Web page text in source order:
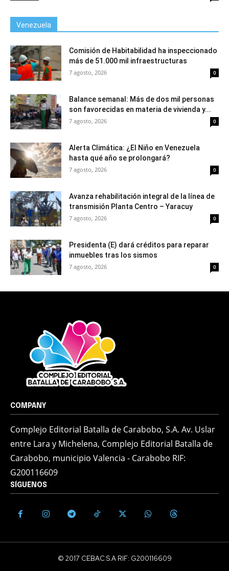
Venezuela
Comisión de Habitabilidad ha inspeccionado
más de 51.000 mil infraestructuras
7 agosto, 2026 0
Balance semanal: Más de dos mil personas
son favorecidas en materia de vivienda y...
7 agosto, 2026 0
Alerta Climática: ¿El Niño en Venezuela
hasta qué año se prolongará?
7 agosto, 2026 0
Avanza rehabilitación integral de la línea de
transmisión Planta Centro – Yaracuy
7 agosto, 2026 0
Presidenta (E) dará créditos para reparar
inmuebles tras los sismos
7 agosto, 2026 0
COMPANY
Complejo Editorial Batalla de Carabobo, S.A. Av. Uslar
entre Lara y Michelena, Complejo Editorial Batalla de
Carabobo, municipio Valencia - Carabobo RIF:
G200116609
SÍGUENOS
© 2017 CEBAC S.A RIF: G200116609